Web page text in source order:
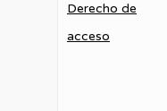
Derecho de
acceso